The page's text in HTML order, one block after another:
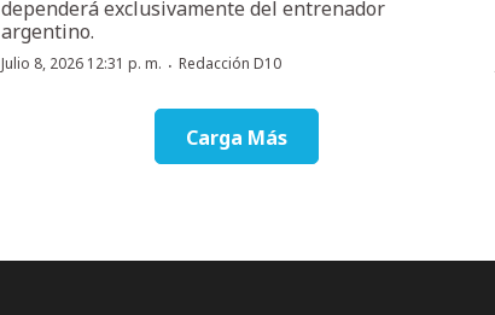
dependerá exclusivamente del entrenador
argentino.
Julio 8, 2026 12:31 p. m. ·Redacción D10
Carga Más